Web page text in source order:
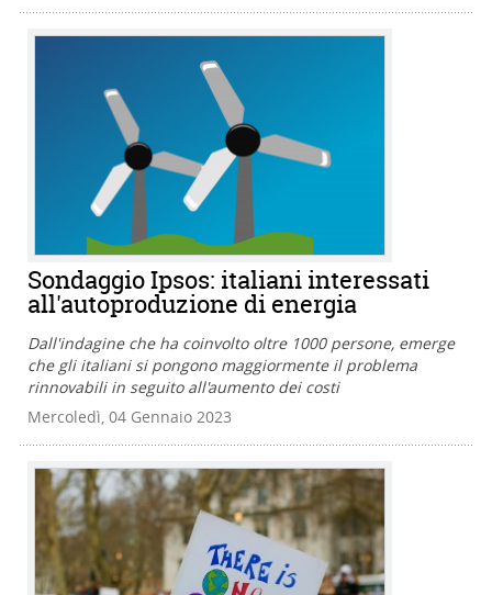
Sondaggio Ipsos: italiani interessati
all'autoproduzione di energia
Dall'indagine che ha coinvolto oltre 1000 persone, emerge
che gli italiani si pongono maggiormente il problema
rinnovabili in seguito all'aumento dei costi
Mercoledì, 04 Gennaio 2023